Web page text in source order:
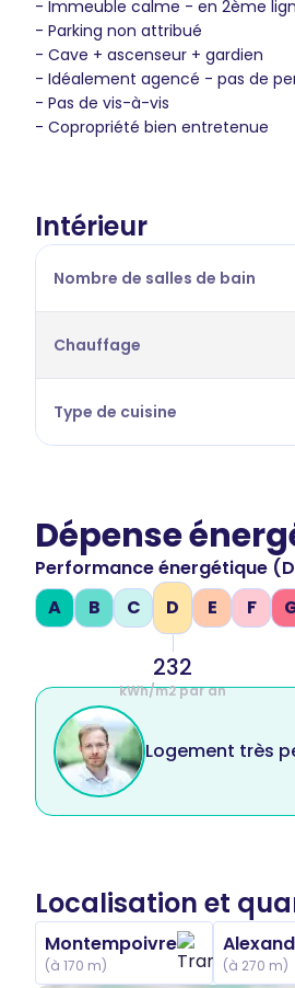
- Immeuble calme - en 2ème
- Parking non attribué
- Cave + ascenseur + gardien
- Idéalement agencé - pas de
- Pas de vis-à-vis
- Copropriété bien entretenue
Intérieur
Nombre de salles de bain
Chauffage
Type de cuisine
Dépense
Performance énergétique
A
B C D
232
kWh/m2 par an
E F
Logement très
Localisation et
Montempoivre
(à 170 m) (à 270 m)